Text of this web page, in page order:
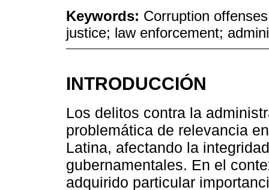
Keywords: Corruption
justice; law enforcement;
INTRODUCCIÓN
Los delitos contra la
problemática de relevancia
Latina, afectando la
gubernamentales. En el
adquirido particular